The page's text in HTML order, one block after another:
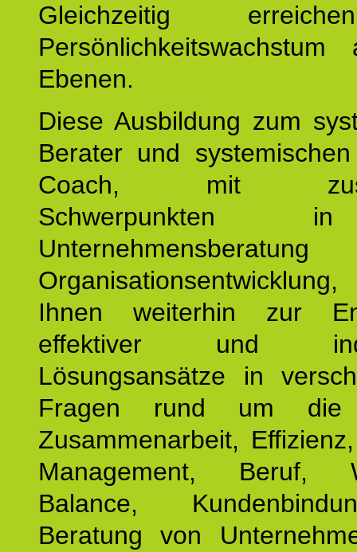
Gleichzeitig
Ebenen.
Diese Ausbildung zum
Berater und
Coach, mit
Schwerpunkten
Ihnen weiterhin zur
effektiver und
Lösungsansätze in
Fragen rund um die
Zusammenarbeit,
Management, Beruf,
Balance,
Beratung von